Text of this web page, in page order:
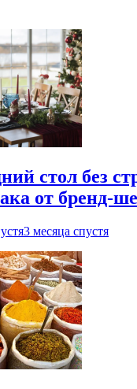
стол без
от бренд-
3 месяца спустя